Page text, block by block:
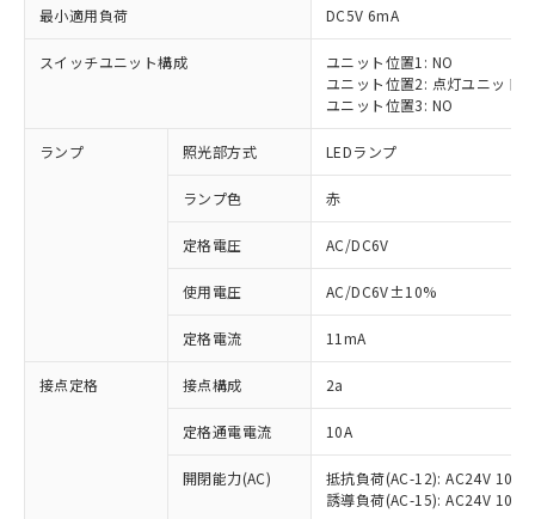
最小適用負荷 DC5V 6mA
スイッチユニット構成
ユニット位置1: NO
ユニット位置2: 点灯ユニット
ユニット位置3: NO
ランプ 照光部方式 LEDランプ
ランプ色 赤
定格電圧 AC/DC6V
使用電圧 AC/DC6V±10%
定格電流 11mA
接点定格 接点構成 2a
定格通電電流 10A
開閉能力(AC)
抵抗負荷(AC-12): AC24V 10A/
誘導負荷(AC-15): AC24V
ご利用条件
以下の条件をお読みいただき、同意のうえ
ご利用ください。
本サービスは、当社制御機器事業取扱
商品の当社在庫状況および標準価格
(税抜)を提供させていただくもので
当社制御機器事業取扱商品の中には、
対応済み：EU RoHS指令（10物質）の
非含有に対応した製品が提供可能な商品で
対応予定：EU RoHS指令（10物質）の非含
有に対応した製品に切り替える予定のある
対応予定なし：EU RoHS指令（10物質）の
非含有に非対応の商品で、対応品を出す予
調査・確認中：EU RoHS指令（10物質）の
非含有の対応状況を調査中または確認中の
非該当品：ライセンス料など無形物で、有
害物質有無と関係のない商品です。
仕入先様の事情により、非含有部品として
「○」：最大均質材料含有率が中国RoHSの
基準値以下であることを示します。
「×」：最大均質材料含有率が中国RoHSの